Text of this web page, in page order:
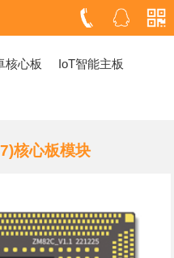
核心板
IoT智能主板
核心板模块